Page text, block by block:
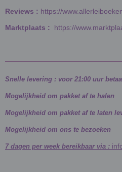
Reviews : https://
Marktplaats : https://
Snelle levering : voor 21:00 uur
Mogelijkheid om pakket af te halen
Mogelijkheid om pakket af te laten
Mogelijkheid om ons te bezoeken
7 dagen per week bereikbaar via :